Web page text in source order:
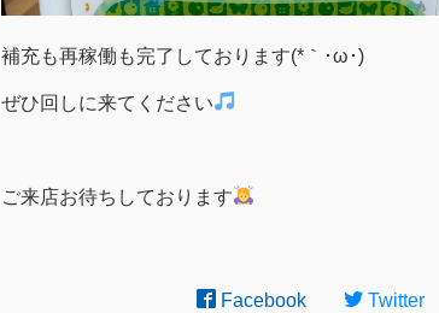
補充も再稼働も完了しております(*｀･ω･)ゞ
ぜひ回しに来てください
ご来店お待ちしております
Facebook Twitter